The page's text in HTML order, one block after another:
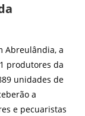
Abreulândia, a
produtores da
unidades de
a
e pecuaristas